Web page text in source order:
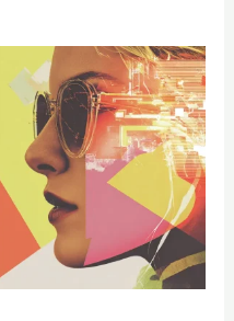
עריכת
תמונות
AI
חינם
עם
LM
Arena: